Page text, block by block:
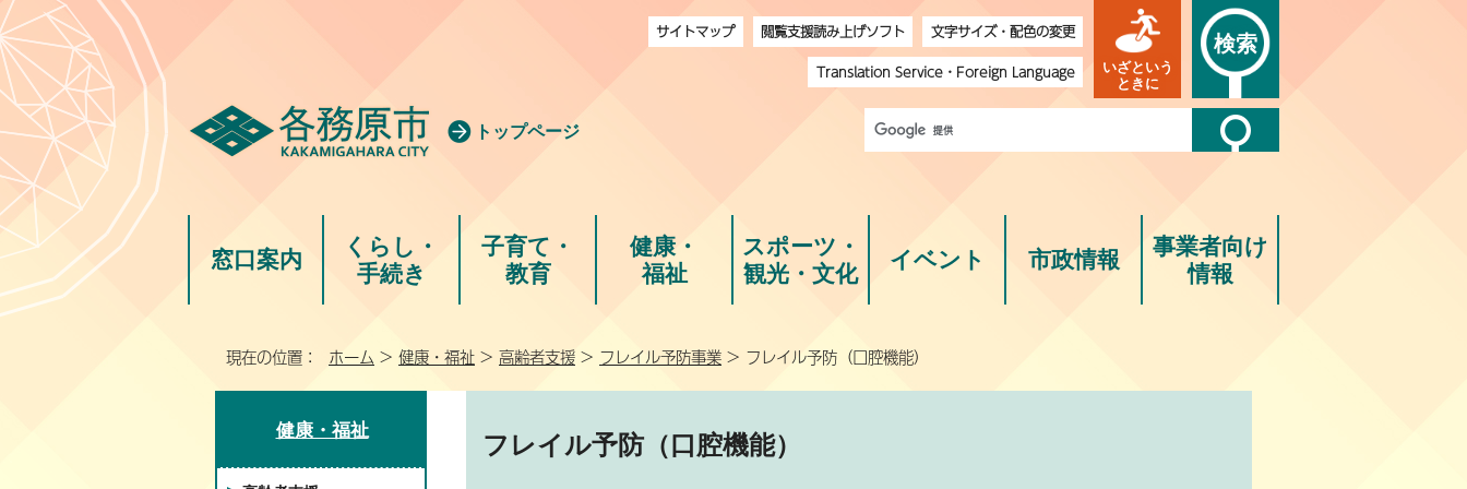
トップページ
サイトマップ 閲覧支援読み上げソフト
文字サイズ・配色の変更
Translation Service・ Foreign Language
いざという
ときに
検索
窓口案内
くらし・
手続き
子育て・
教育
健康・
福祉
スポーツ・
観光・文化
イベント 市政情報
事業者向け
情報
現在の位置： ホーム > 健康・福祉 > 高齢者支援 > フレイル予防事業 > フレイル予防（口腔機能）
フレイル予防（口腔機能）
健康・福祉